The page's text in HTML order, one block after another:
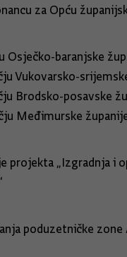
za Opću
baranjske
Vukovarsko-
Brodsko-posavske
Međimurske
„Izgradnja i
poduzetničke zone